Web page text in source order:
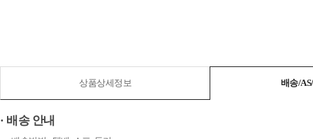
상품상세정보 배송/
· 배송 안내